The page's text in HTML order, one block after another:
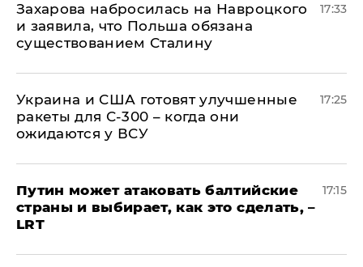
​Захарова набросилась на Навроцкого
и заявила, что Польша обязана
существованием Сталину
17:33
Украина и США готовят улучшенные
ракеты для С-300 – когда они
ожидаются у ВСУ
17:25
Путин может атаковать балтийские
страны и выбирает, как это сделать, –
LRT
17:15